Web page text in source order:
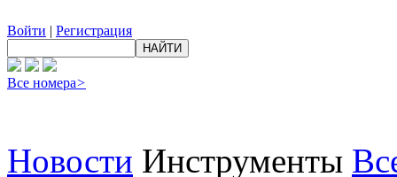
Войти | Регистрация
Все номера>
Новости Инструменты